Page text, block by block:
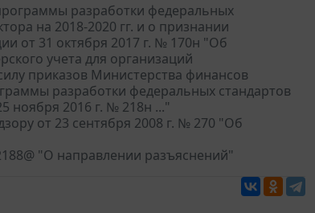
разработки федеральных
на 2018-2020 гг. и о признании
от 31 октября 2017 г. № 170н "Об
учета для организаций
приказов Министерства финансов
разработки федеральных стандартов
ноября 2016 г. № 218н ..."
от 23 сентября 2008 г. № 270 "Об
"О направлении разъяснений"